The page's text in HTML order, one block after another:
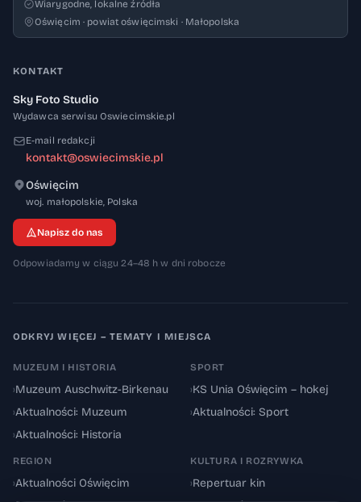
Wiarygodne, lokalne źródła
Oświęcim · powiat oświęcimski · Małopolska
KONTAKT
Sky Foto Studio
Wydawca serwisu Oswiecimskie.pl
E-mail redakcji
kontakt@oswiecimskie.pl
Oświęcim
woj. małopolskie, 32-600
Polska
Napisz do nas
Odpowiadamy w ciągu 24–48 h w dni robocze
ODKRYJ WIĘCEJ – TEMATY I MIEJSCA
MUZEUM I HISTORIA
›Muzeum Auschwitz-Birkenau
›Aktualności: Muzeum
›Aktualności: Historia
SPORT
›KS Unia Oświęcim – hokej
›Aktualności: Sport
REGION
›Aktualności Oświęcim
KULTURA I ROZRYWKA
›Repertuar kin